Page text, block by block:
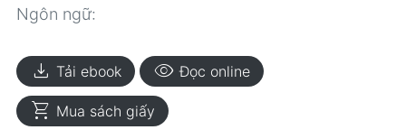
Ngôn ngữ:
download Tải ebook visibility Đọc online
shopping_cart Mua sách giấy